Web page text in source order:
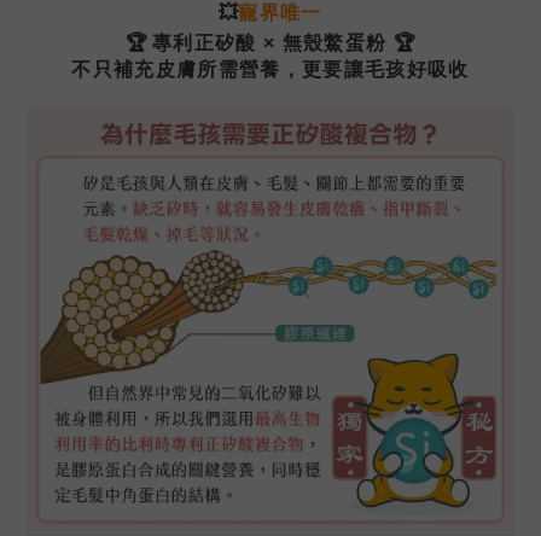
💥寵界唯一
🏆專利正矽酸 × 無殼鱉蛋粉 🏆
不只補充皮膚所需營養， 更要讓毛孩好吸收